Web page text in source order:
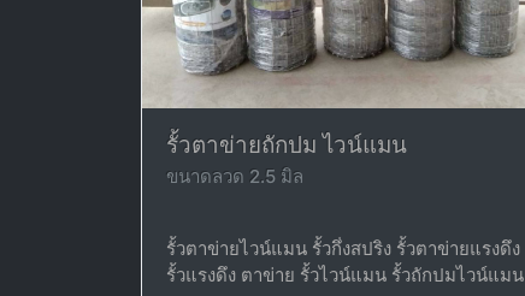
รั้วตาข่ายถักปม ไวน์แมน
ขนาดลวด 2.5 มิล
รั้วตาข่ายไวน์แมน รั้วกึ่งสปริง รั้วตาข่ายแรงดึง
รั้วแรงดึง ตาข่าย รั้วไวน์แมน รั้วถักปมไวน์แมน